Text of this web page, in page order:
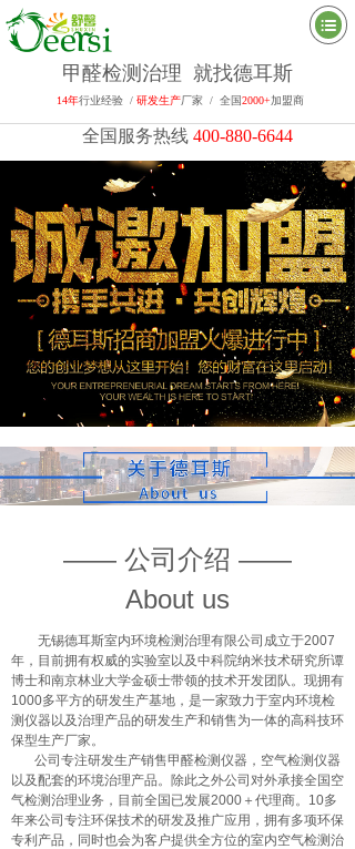
甲醛检测治理 就找德耳斯
14年行业经验 / 研发生产厂家 / 全国2000+加盟商
全国服务热线 400-880-6644
—— 公司介绍 ——
About us
无锡德耳斯室内环境检测治理有限公司成立于2007
年，目前拥有权威的实验室以及中科院纳米技术研究所谭
博士和南京林业大学金硕士带领的技术开发团队。现拥有
1000多平方的研发生产基地，是一家致力于室内环境检
测仪器以及治理产品的研发生产和销售为一体的高科技环
保型生产厂家。
公司专注研发生产销售甲醛检测仪器，空气检测仪器
以及配套的环境治理产品。除此之外公司对外承接全国空
气检测治理业务，目前全国已发展2000＋代理商。10多
年来公司专注环保技术的研发及推广应用，拥有多项环保
专利产品，同时也会为客户提供全方位的室内空气检测治